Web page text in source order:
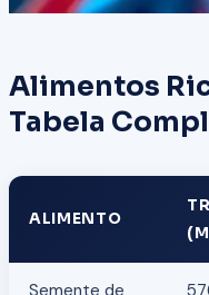
Alimentos
Tabela
ALIMENTO
Semente de